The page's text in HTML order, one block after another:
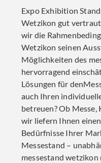
Expo Exhibition
Wetzikon gut
wir die
Wetzikon seinen
Möglichkeiten des
hervorragend
Lösungen für
auch Ihren
betreuen? Ob Messe,
wir liefern Ihnen
Bedürfnisse Ihrer
Messestand –
messestand